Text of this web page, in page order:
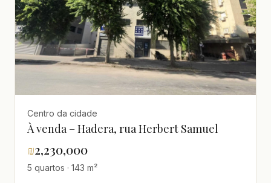
Centro da cidade
À venda – Hadera, rua Herbert Samuel
₪2,230,000
5 quartos · 143 m²